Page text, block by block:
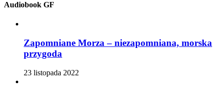
Audiobook GF
Zapomniane Morza – niezapomniana, morska
przygoda
23 listopada 2022